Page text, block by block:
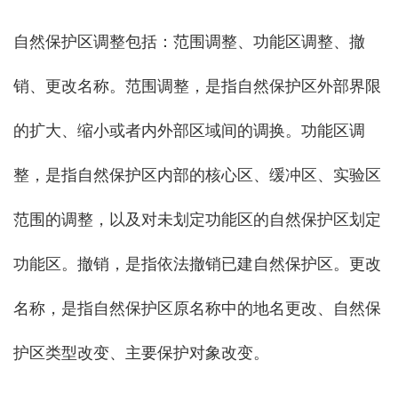
自然保护区调整包括：范围调整、功能区调整、撤
销、更改名称。范围调整，是指自然保护区外部界限
的扩大、缩小或者内外部区域间的调换。功能区调
整，是指自然保护区内部的核心区、缓冲区、实验区
范围的调整，以及对未划定功能区的自然保护区划定
功能区。撤销，是指依法撤销已建自然保护区。更改
名称，是指自然保护区原名称中的地名更改、自然保
护区类型改变、主要保护对象改变。